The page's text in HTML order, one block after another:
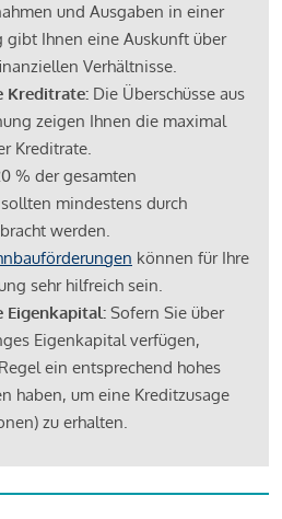
und Ausgaben in einer
gibt Ihnen eine Auskunft über
Verhältnisse.
Kreditrate: Die Überschüsse aus
zeigen Ihnen die maximal
Kreditrate.
% der gesamten
mindestens durch
werden.
können für Ihre
sehr hilfreich sein.
Eigenkapital: Sofern Sie über
Eigenkapital verfügen,
ein entsprechend hohes
haben, um eine Kreditzusage
zu erhalten.